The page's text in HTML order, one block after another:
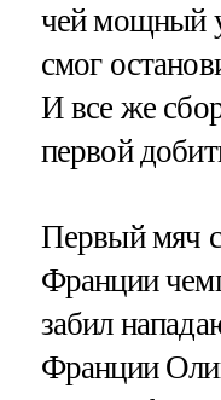
чей мощный
смог
И все же
первой
Первый мяч
Франции
забил
Франции